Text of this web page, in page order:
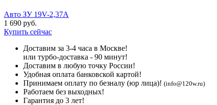
Авто ЗУ 19V-2,37A
1 690 руб.
Купить сейчас
Доставим за 3-4 часа в Москве!
или турбо-доставка - 90 минут!
Доставим в любую точку России!
Удобная оплата банковской картой!
Принимаем оплату по безналу (юр лица)! (info@120w.ru)
Работаем без выходных!
Гарантия до 3 лет!